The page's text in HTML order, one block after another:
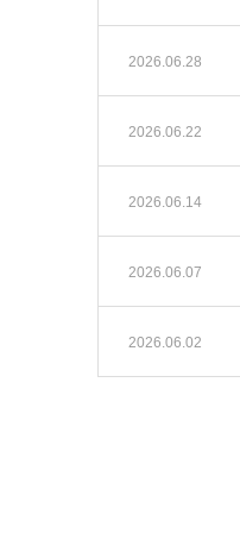
2026.06.28
2026.06.22
2026.06.14
2026.06.07
2026.06.02